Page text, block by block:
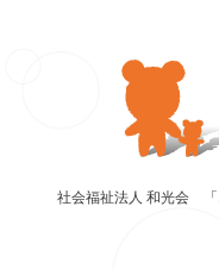
社会福祉法人 和光会 「